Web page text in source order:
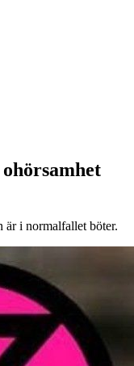
är i normalfallet böter.